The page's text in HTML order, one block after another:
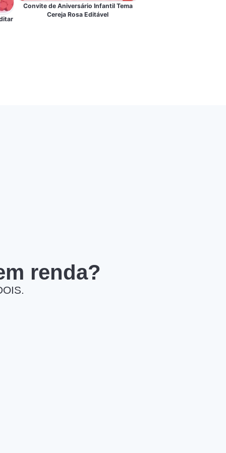
Convite de Aniversário Infantil Tema
Cereja Rosa Editável
renda?